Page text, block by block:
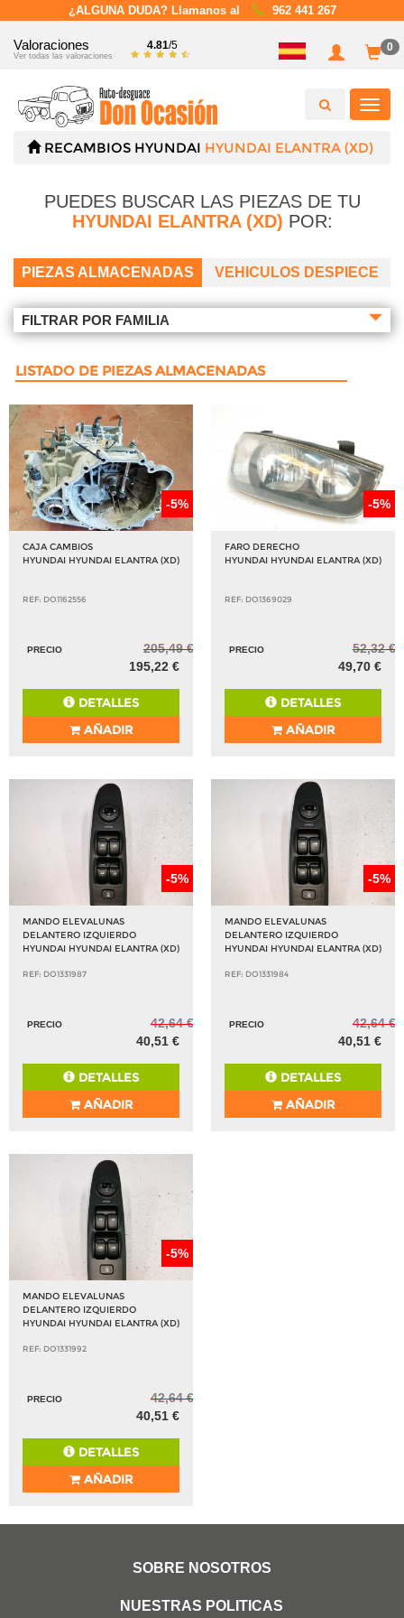
¿ALGUNA DUDA? Llamanos al 962 441 267
Valoraciones
Ver todas las valoraciones
4.81/5 0
RECAMBIOS HYUNDAI HYUNDAI ELANTRA (XD)
PUEDES BUSCAR LAS PIEZAS DE TU
HYUNDAI ELANTRA (XD) POR:
PIEZAS ALMACENADAS VEHICULOS DESPIECE
FILTRAR POR FAMILIA
LISTADO DE PIEZAS ALMACENADAS
-5%
CAJA CAMBIOS
HYUNDAI HYUNDAI ELANTRA (XD)
REF: DO1162556
PRECIO
205,49 €
195,22 €
DETALLES
AÑADIR
-5%
FARO DERECHO
HYUNDAI HYUNDAI ELANTRA (XD)
REF: DO1369029
PRECIO
52,32 €
49,70 €
DETALLES
AÑADIR
-5%
MANDO ELEVALUNAS
DELANTERO IZQUIERDO
HYUNDAI HYUNDAI ELANTRA (XD)
REF: DO1331987
PRECIO
42,64 €
40,51 €
DETALLES
AÑADIR
-5%
MANDO ELEVALUNAS
DELANTERO IZQUIERDO
HYUNDAI HYUNDAI ELANTRA (XD)
REF: DO1331984
PRECIO
42,64 €
40,51 €
DETALLES
AÑADIR
-5%
MANDO ELEVALUNAS
DELANTERO IZQUIERDO
HYUNDAI HYUNDAI ELANTRA (XD)
REF: DO1331992
PRECIO
42,64 €
40,51 €
DETALLES
AÑADIR
SOBRE NOSOTROS
NUESTRAS POLITICAS